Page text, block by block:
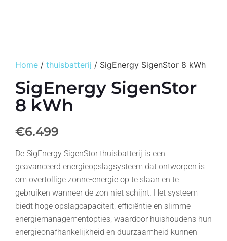
Home / thuisbatterij / SigEnergy SigenStor 8 kWh
SigEnergy SigenStor
8 kWh
€6.499
De SigEnergy SigenStor thuisbatterij is een
geavanceerd energieopslagsysteem dat ontworpen is
om overtollige zonne-energie op te slaan en te
gebruiken wanneer de zon niet schijnt. Het systeem
biedt hoge opslagcapaciteit, efficiëntie en slimme
energiemanagementopties, waardoor huishoudens hun
energieonafhankelijkheid en duurzaamheid kunnen